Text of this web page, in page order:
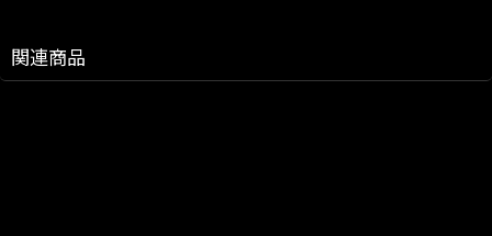
関連商品